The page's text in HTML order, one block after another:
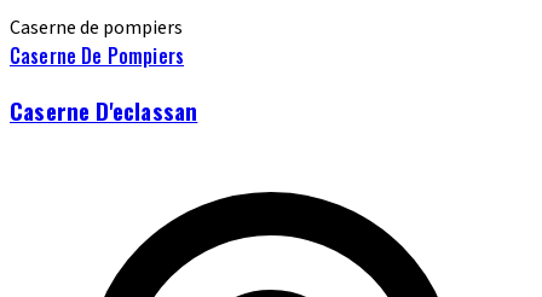
Caserne de pompiers
Caserne De Pompiers
Caserne D'eclassan